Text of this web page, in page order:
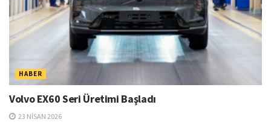
HABER
Volvo EX60 Seri Üretimi Başladı
23 NISAN 2026